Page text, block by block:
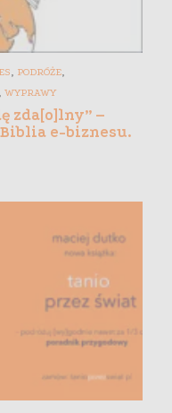
PODRÓŻE
WYPRAWY
zda[o]lny” –
e-biznesu.